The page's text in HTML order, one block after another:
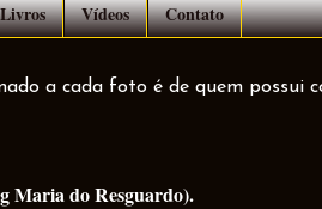
Livros Vídeos Contato
a cada foto é de quem possui
Maria do Resguardo).